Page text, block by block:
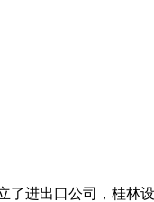
了进出口公司，桂林